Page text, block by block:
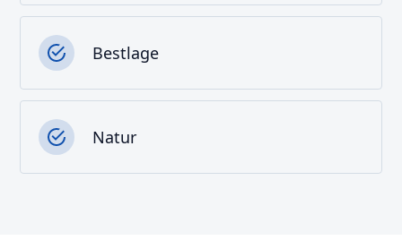
Bestlage
Natur